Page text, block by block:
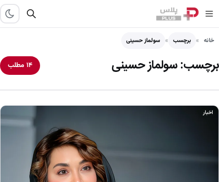
خانه برچسب سولماز حسینی
برچسب:سولماز حسینی ۱۴ مطلب
اخبار